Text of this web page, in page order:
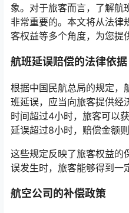
象。对于旅客而言，了解航
非常重要的。本文将从法律
客权益等多个角度，为您提
航班延误赔偿的法律依据
根据中国民航总局的规定，
班延误，应当向旅客提供经
时间超过4小时，旅客可以
延误超过8小时，赔偿金额
这些规定反映了旅客权益的
误发生时，旅客能够得到一
航空公司的补偿政策